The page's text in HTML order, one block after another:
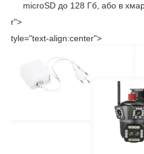
microSD до 128 Гб, або в
r">
tyle="text-align:center">